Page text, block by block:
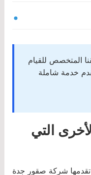
المتخصص للقيام
خدمة شاملة
التي